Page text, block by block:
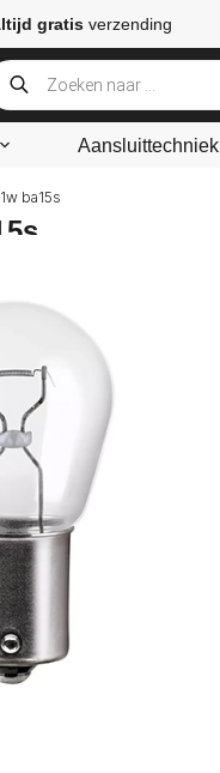
gratis verzending
Aansluittechniek
ba15s